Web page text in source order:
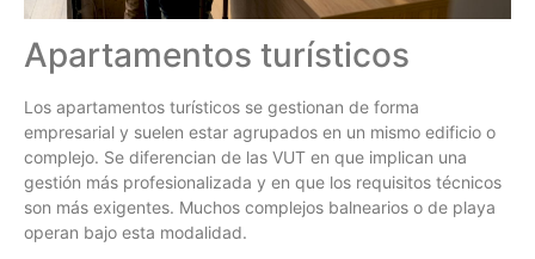
Apartamentos turísticos
Los apartamentos turísticos se gestionan de forma
empresarial y suelen estar agrupados en un mismo edificio o
complejo. Se diferencian de las VUT en que implican una
gestión más profesionalizada y en que los requisitos técnicos
son más exigentes. Muchos complejos balnearios o de playa
operan bajo esta modalidad.